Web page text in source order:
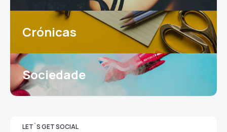
Crónicas
Sociedade
LET`S GET SOCIAL